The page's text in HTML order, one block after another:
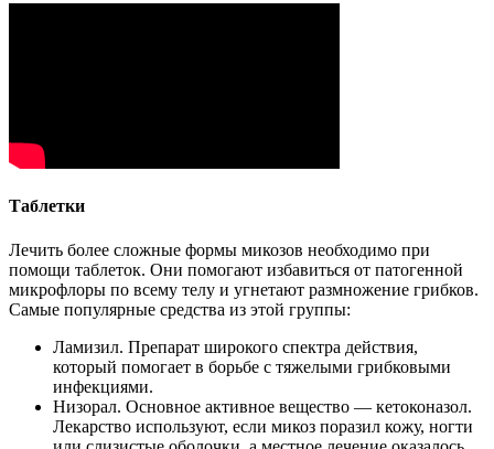
Таблетки
Лечить более сложные формы микозов необходимо при
помощи таблеток. Они помогают избавиться от патогенной
микрофлоры по всему телу и угнетают размножение грибков.
Самые популярные средства из этой группы:
Ламизил. Препарат широкого спектра действия,
который помогает в борьбе с тяжелыми грибковыми
инфекциями.
Низорал. Основное активное вещество — кетоконазол.
Лекарство используют, если микоз поразил кожу, ногти